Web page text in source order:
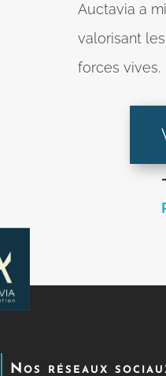
Auctavia a
valorisant
forces vives.
Nos réseaux